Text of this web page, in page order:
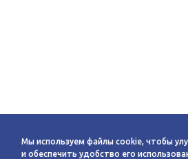
Мы используем файлы cookie, чтобы
и обеспечить удобство его